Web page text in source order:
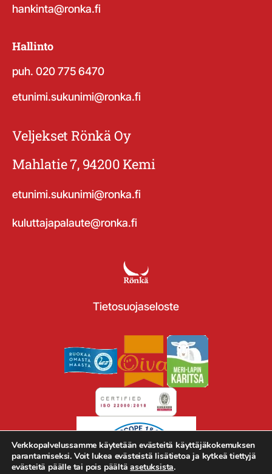
hankinta@ronka.fi
Hallinto
puh. 020 775 6470
etunimi.sukunimi@ronka.fi
Veljekset Rönkä Oy
Mahlatie 7, 94200 Kemi
etunimi.sukunimi@ronka.fi
kuluttajapalaute@ronka.fi
Tietosuojaseloste
Verkkopalvelussamme käytetään evästeitä käyttäjäkokemuksen
parantamiseksi. Voit lukea evästeistä lisätietoa ja kytkeä tiettyjä
evästeitä päälle tai pois päältäasetuksista.